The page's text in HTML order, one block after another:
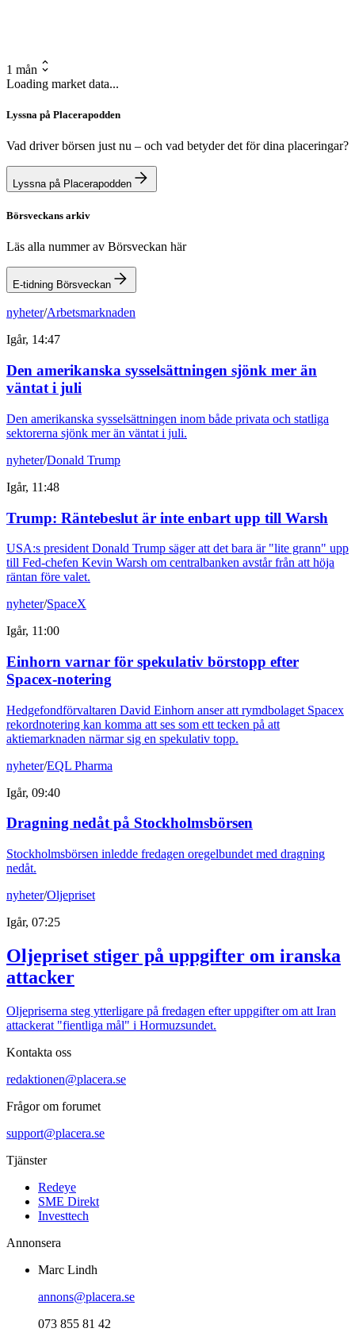
1 mån
Loading market data...
Lyssna på Placerapodden
Vad driver börsen just nu – och vad betyder det för dina placeringar?
Lyssna på Placerapodden
Börsveckans arkiv
Läs alla nummer av Börsveckan här
E-tidning Börsveckan
nyheter/Arbetsmarknaden
Igår, 14:47
Den amerikanska sysselsättningen sjönk mer än
väntat i juli
Den amerikanska sysselsättningen inom både privata och statliga
sektorerna sjönk mer än väntat i juli.
nyheter/Donald Trump
Igår, 11:48
Trump: Räntebeslut är inte enbart upp till Warsh
USA:s president Donald Trump säger att det bara är "lite grann" upp
till Fed-chefen Kevin Warsh om centralbanken avstår från att höja
räntan före valet.
nyheter/SpaceX
Igår, 11:00
Einhorn varnar för spekulativ börstopp efter
Spacex-notering
Hedgefondförvaltaren David Einhorn anser att rymdbolaget Spacex
rekordnotering kan komma att ses som ett tecken på att
aktiemarknaden närmar sig en spekulativ topp.
nyheter/EQL Pharma
Igår, 09:40
Dragning nedåt på Stockholmsbörsen
Stockholmsbörsen inledde fredagen oregelbundet med dragning
nedåt.
nyheter/Oljepriset
Igår, 07:25
Oljepriset stiger på uppgifter om iranska
attacker
Oljepriserna steg ytterligare på fredagen efter uppgifter om att Iran
attackerat "fientliga mål" i Hormuzsundet.
Kontakta oss
redaktionen@placera.se
Frågor om forumet
support@placera.se
Tjänster
Redeye
SME Direkt
Investtech
Annonsera
Marc Lindh
annons@placera.se
073 855 81 42